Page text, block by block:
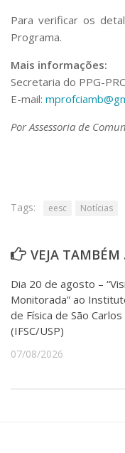
Para verificar os
Programa.
Mais informações:
Secretaria do PPG-
E-mail:
Por Assessoria de
Tags: eesc Notícias
VEJA TAMBÉM
Dia 20 de agosto –
Monitorada” ao
de Física de São Carlos
(IFSC/USP)
07/08/2026